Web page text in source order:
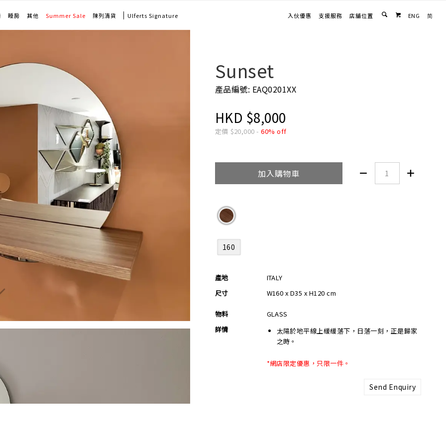
入伙優惠 支援服務 店舖位置  ENG 简
睡房 其他 Summer Sale 陳列清貨 Ulferts Signature
Sunset
產品編號: EAQ0201XX
HKD $8,000
定價 $20,000 -60% off
加入購物車  
160
產地
ITALY
尺寸
W160 x D35 x H120 cm
物料
GLASS
詳情
太陽於地平線上緩緩落下，日落一刻，正是歸家
之時。
*網店限定優惠，只限一件。
Send Enquiry